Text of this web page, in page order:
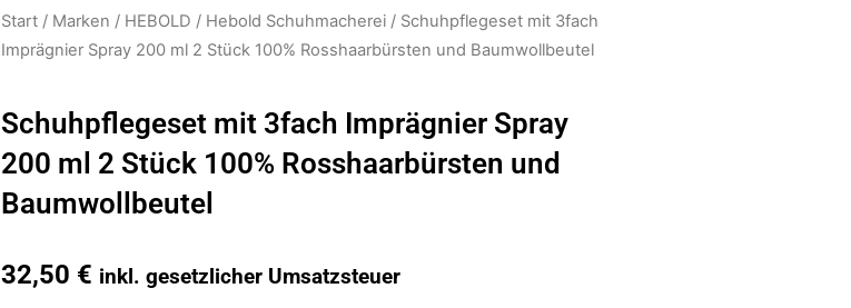
Start / Marken / HEBOLD / Hebold Schuhmacherei / Schuhpflegeset mit 3fach
Imprägnier Spray 200 ml 2 Stück 100% Rosshaarbürsten und Baumwollbeutel
Schuhpflegeset mit 3fach Imprägnier Spray
200 ml 2 Stück 100% Rosshaarbürsten und
Baumwollbeutel
32,50 € inkl. gesetzlicher Umsatzsteuer